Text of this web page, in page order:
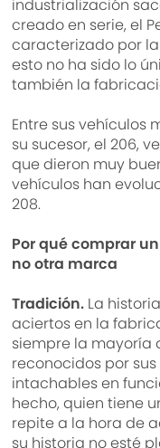
industrialización
creado en serie, el
caracterizado por
esto no ha sido lo
también la
Entre sus vehículos
su sucesor, el 206,
que dieron muy
vehículos han
208.
Por qué comprar
no otra marca
Tradición. La
aciertos en la
siempre la mayoría
reconocidos por
intachables en
hecho, quien tiene
repite a la hora de
su historia no esté